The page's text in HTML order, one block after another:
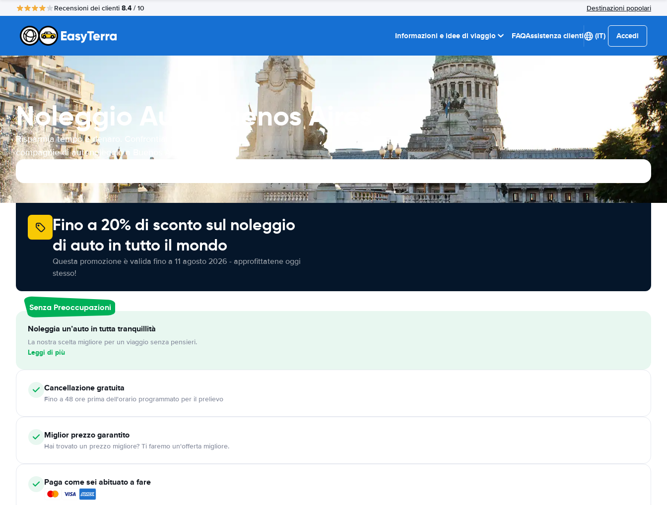
Recensioni dei clienti 8.4 / 10 Destinazioni popolari
Informazioni e idee di viaggio FAQAssistenza clienti (IT) Accedi
Noleggio Auto Buenos Aires
Risparmia tempo e denaro. Confrontiamo le offerte delle
compagnie di autonoleggio a Buenos Aires al posto tuo.
Fino a 20% di sconto sul noleggio
di auto in tutto il mondo
Questa promozione è valida fino a 11 agosto 2026 - approfittatene oggi
stesso!
Senza Preoccupazioni
Noleggia un’auto in tutta tranquillità
La nostra scelta migliore per un viaggio senza pensieri.
Leggi di più
Cancellazionegratuita
Fino a 48 ore prima dell'orario programmato per il prelievo
Miglior prezzo garantito
Hai trovato un prezzo migliore? Ti faremo un'offerta migliore.
Paga come sei abituato a fare